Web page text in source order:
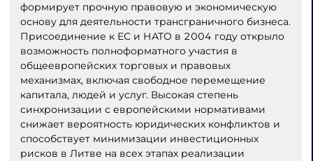
формирует прочную правовую и экономическую
основу для деятельности трансграничного бизнеса.
Присоединение к ЕС и НАТО в 2004 году открыло
возможность полноформатного участия в
общеевропейских торговых и правовых
механизмах, включая свободное перемещение
капитала, людей и услуг. Высокая степень
синхронизации с европейскими нормативами
снижает вероятность юридических конфликтов и
способствует минимизации инвестиционных
рисков в Литве на всех этапах реализации